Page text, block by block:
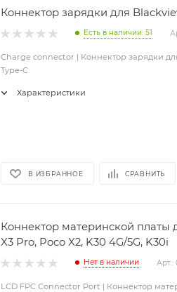
Коннектор зарядки для
Есть в наличии: 51
Charge connector | Коннектор зарядки
Type-C
Характеристики
В ИЗБРАННОЕ СРАВНИТЬ
Коннектор материнской платы
X3 Pro, Poco X2, K30 4G/5G, K30i
Нет в наличии Арт.:
LCD FPC Connector Port | Коннектор